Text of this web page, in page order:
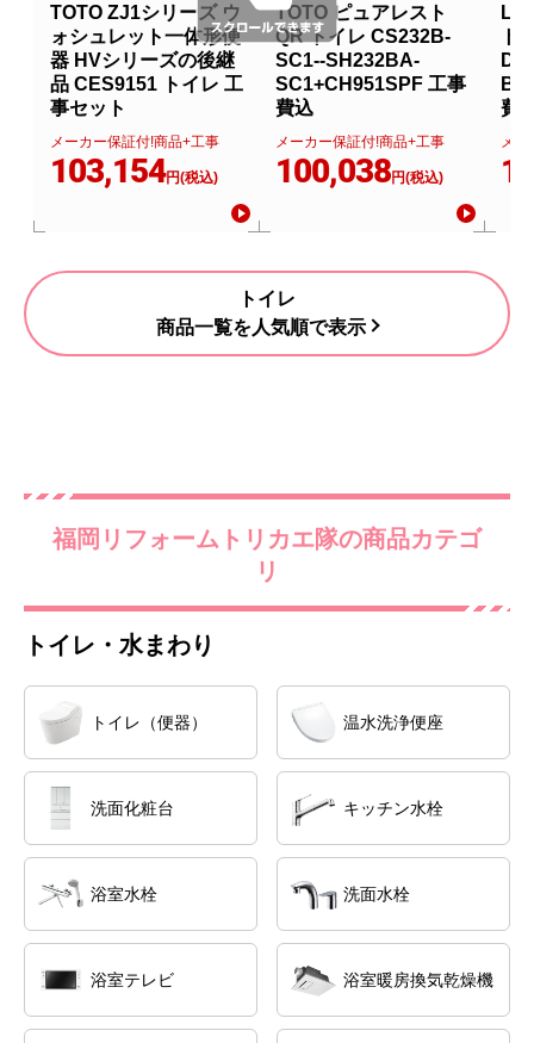
TOTO ZJ1シリーズ ウ
ォシュレット一体形便
器 HVシリーズの後継
品 CES9151 トイレ 工
事セット
メーカー保証付!商品+工事
103,154円(税込)
TOTO ピュアレスト
QR トイレ CS232B-
SC1--SH232BA-
SC1+CH951SPF 工事
費込
メーカー保証付!商品+工事
100,038円(税込)
ト
費
メー
トイレ
商品一覧を人気順で表示
福岡リフォームトリカエ隊の商品カテゴ
リ
トイレ・水まわり
トイレ（便器） 温水洗浄便座
洗面化粧台 キッチン水栓
浴室水栓 洗面水栓
浴室テレビ 浴室暖房換気乾燥機